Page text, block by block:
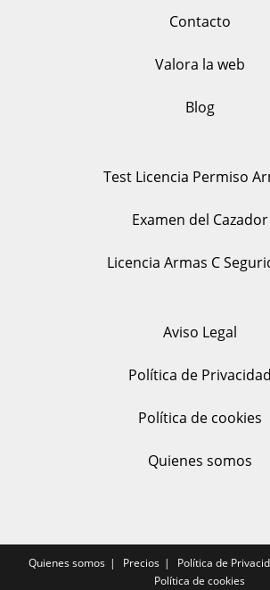
Contacto
Valora la web
Blog
Test Licencia Permiso
Examen del Cazador
Licencia Armas C
Aviso Legal
Política de Privacidad
Política de cookies
Quienes somos
Quienes somos Precios Política de
Política de cookies